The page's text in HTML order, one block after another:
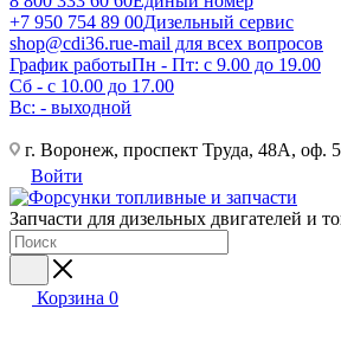
+7 950 754 89 00Дизельный сервис
shop@cdi36.rue-mail для всех вопросов
График работыПн - Пт: с 9.00 до 19.00
Сб - с 10.00 до 17.00
Вс: - выходной
г. Воронеж, проспект Труда, 48А, оф.
Войти
Запчасти для дизельных двигателей и
Корзина 0